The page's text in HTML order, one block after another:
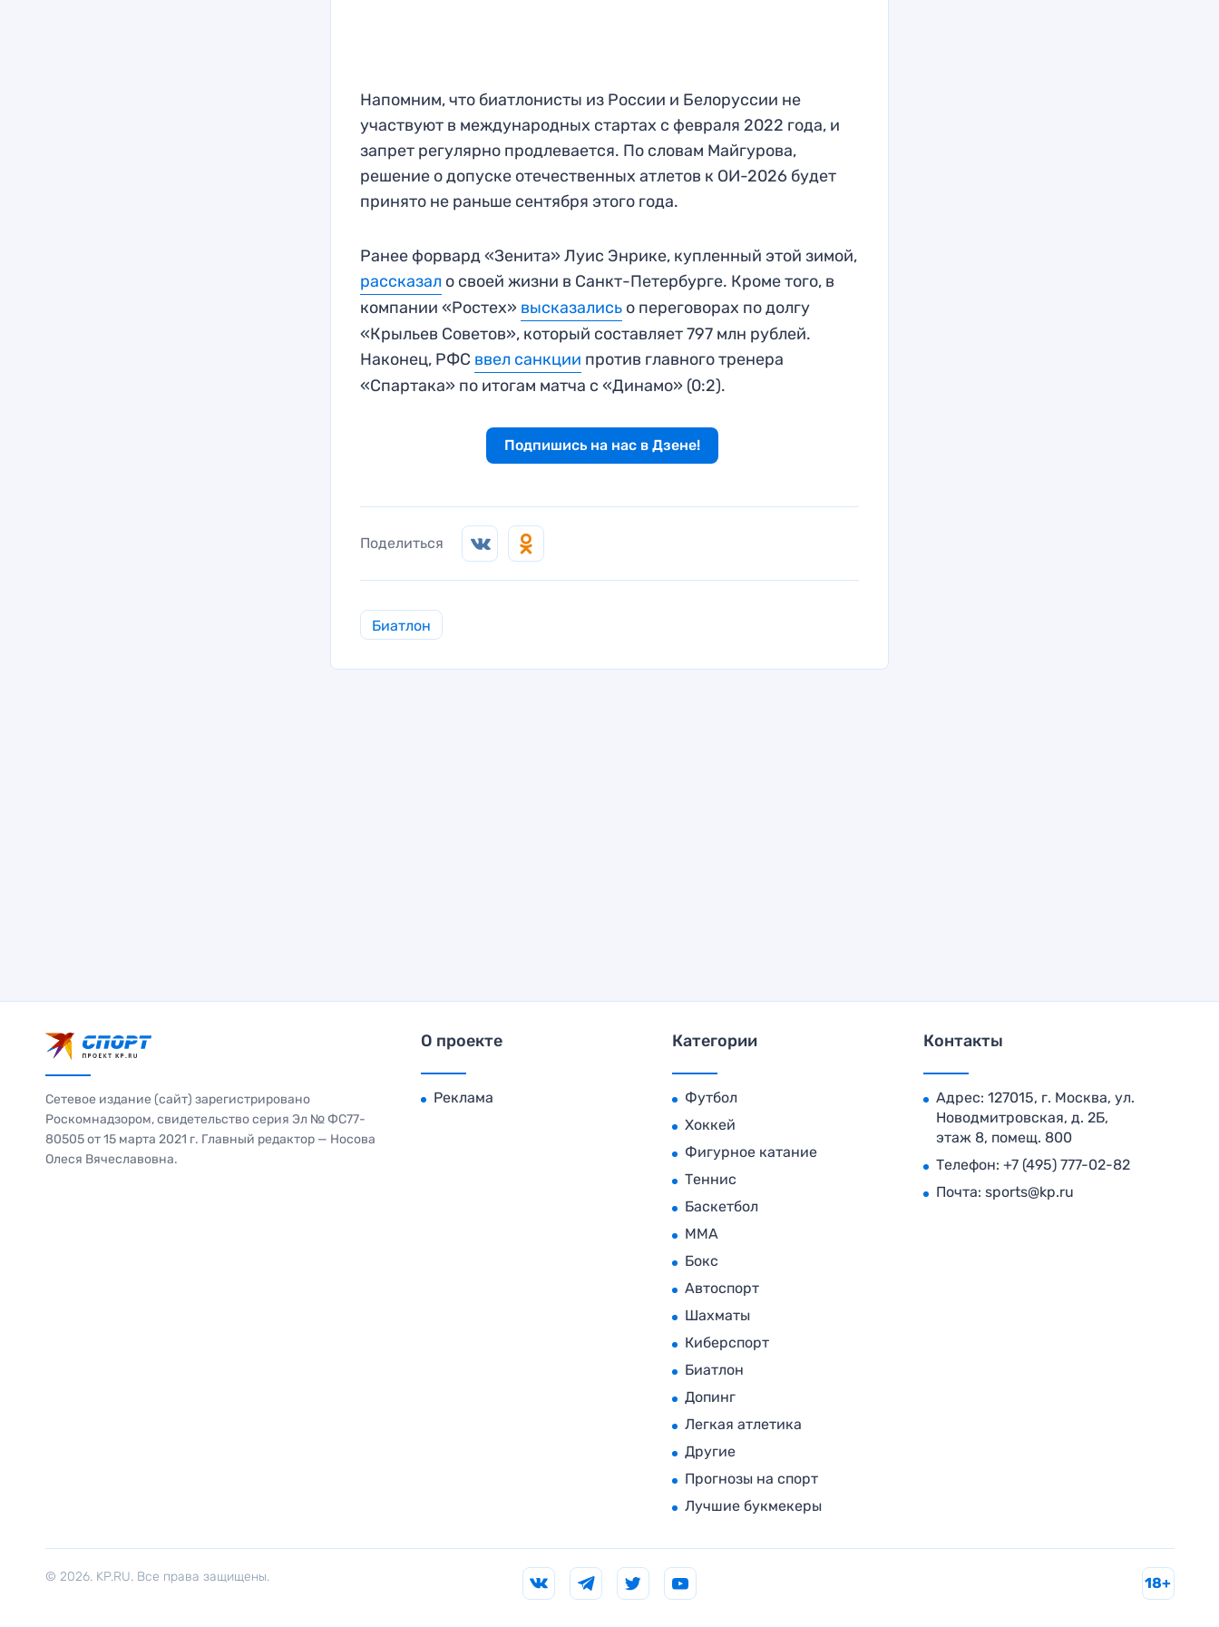
Напомним, что биатлонисты из России и Белоруссии не
участвуют в международных стартах с февраля 2022 года, и
запрет регулярно продлевается. По словам Майгурова,
решение о допуске отечественных атлетов к ОИ-2026 будет
принято не раньше сентября этого года.
Ранее форвард «Зенита» Луис Энрике, купленный этой зимой,
рассказал о своей жизни в Санкт-Петербурге. Кроме того, в
компании «Ростех» высказались о переговорах по долгу
«Крыльев Советов», который составляет 797 млн рублей.
Наконец, РФС ввел санкции против главного тренера
«Спартака» по итогам матча с «Динамо» (0:2).
Подпишись на нас в Дзене!
Поделиться
Биатлон
Сетевое издание (сайт) зарегистрировано
Роскомнадзором, свидетельство серия Эл № ФС77-
80505 от 15 марта 2021 г. Главный редактор — Носова
Олеся Вячеславовна.
О проекте
Реклама
Категории
Футбол
Хоккей
Фигурное катание
Теннис
Баскетбол
MMA
Бокс
Автоспорт
Шахматы
Киберспорт
Биатлон
Допинг
Легкая атлетика
Другие
Прогнозы на спорт
Лучшие букмекеры
Контакты
Адрес: 127015, г. Москва, ул.
Новодмитровская, д. 2Б,
этаж 8, помещ. 800
Телефон: +7 (495) 777-02-82
Почта: sports@kp.ru
© 2026. KP.RU. Все права защищены. 18+